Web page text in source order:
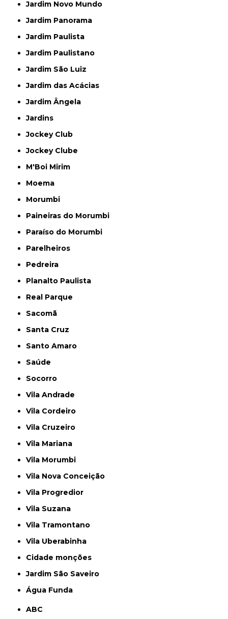
Jardim Novo Mundo
Jardim Panorama
Jardim Paulista
Jardim Paulistano
Jardim São Luiz
Jardim das Acácias
Jardim Ângela
Jardins
Jockey Club
Jockey Clube
M'Boi Mirim
Moema
Morumbi
Paineiras do Morumbi
Paraíso do Morumbi
Parelheiros
Pedreira
Planalto Paulista
Real Parque
Sacomã
Santa Cruz
Santo Amaro
Saúde
Socorro
Vila Andrade
Vila Cordeiro
Vila Cruzeiro
Vila Mariana
Vila Morumbi
Vila Nova Conceição
Vila Progredior
Vila Suzana
Vila Tramontano
Vila Uberabinha
cidade monções
jardim São Saveiro
Água Funda
ABC